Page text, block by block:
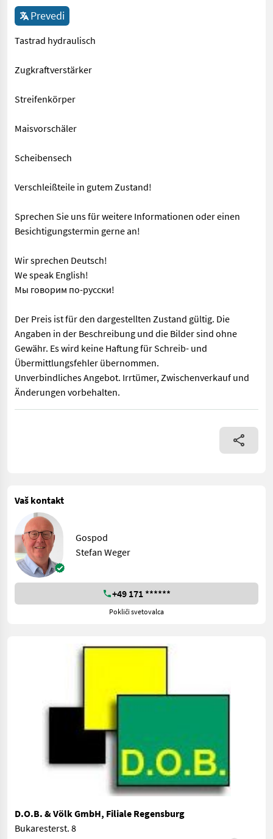
Prevedi
Tastrad hydraulisch
Zugkraftverstärker
Streifenkörper
Maisvorschäler
Scheibensech
Verschleißteile in gutem Zustand!
Sprechen Sie uns für weitere Informationen oder einen
Besichtigungstermin gerne an!
Wir sprechen Deutsch!
We speak English!
Мы говорим по-русски!
Der Preis ist für den dargestellten Zustand gültig. Die
Angaben in der Beschreibung und die Bilder sind ohne
Gewähr. Es wird keine Haftung für Schreib- und
Übermittlungsfehler übernommen.
Unverbindliches Angebot. Irrtümer, Zwischenverkauf und
Änderungen vorbehalten.
Tastrad hydraulisch Zugkraftverstärker Streifenkörper
Vaš kontakt
Gospod
Stefan Weger
+49 171 ******
Pokliči svetovalca
D.O.B. & Völk GmbH, Filiale Regensburg
Bukaresterst. 8